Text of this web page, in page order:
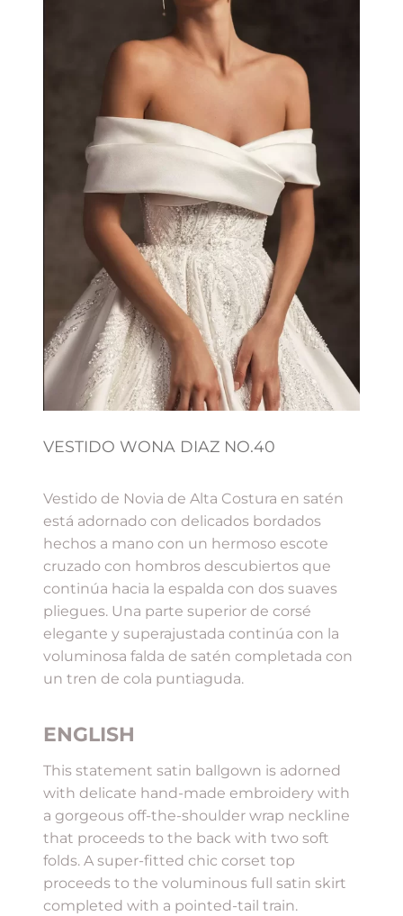
VESTIDO WONA DIAZ NO.40
Vestido de Novia de Alta Costura en satén
está adornado con delicados bordados
hechos a mano con un hermoso escote
cruzado con hombros descubiertos que
continúa hacia la espalda con dos suaves
pliegues. Una parte superior de corsé
elegante y superajustada continúa con la
voluminosa falda de satén completada con
un tren de cola puntiaguda.
ENGLISH
This statement satin ballgown is adorned
with delicate hand-made embroidery with
a gorgeous off-the-shoulder wrap neckline
that proceeds to the back with two soft
folds. A super-fitted chic corset top
proceeds to the voluminous full satin skirt
completed with a pointed-tail train.